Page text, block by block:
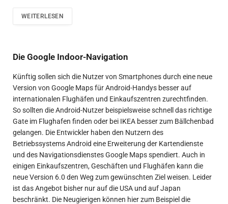
WEITERLESEN
Die Google Indoor-Navigation
Künftig sollen sich die Nutzer von Smartphones durch eine neue
Version von Google Maps für Android-Handys besser auf
internationalen Flughäfen und Einkaufszentren zurechtfinden.
So sollten die Android-Nutzer beispielsweise schnell das richtige
Gate im Flughafen finden oder bei IKEA besser zum Bällchenbad
gelangen. Die Entwickler haben den Nutzern des
Betriebssystems Android eine Erweiterung der Kartendienste
und des Navigationsdienstes Google Maps spendiert. Auch in
einigen Einkaufszentren, Geschäften und Flughäfen kann die
neue Version 6.0 den Weg zum gewünschten Ziel weisen. Leider
ist das Angebot bisher nur auf die USA und auf Japan
beschränkt. Die Neugierigen können hier zum Beispiel die